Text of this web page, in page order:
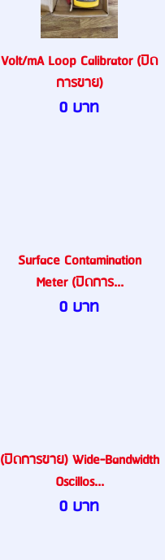
Volt/mA Loop Calibrator (ปิด
การขาย)
0 บาท
Surface Contamination
Meter (ปิดการ...
0 บาท
(ปิดการขาย) Wide-Bandwidth
Oscillos...
0 บาท